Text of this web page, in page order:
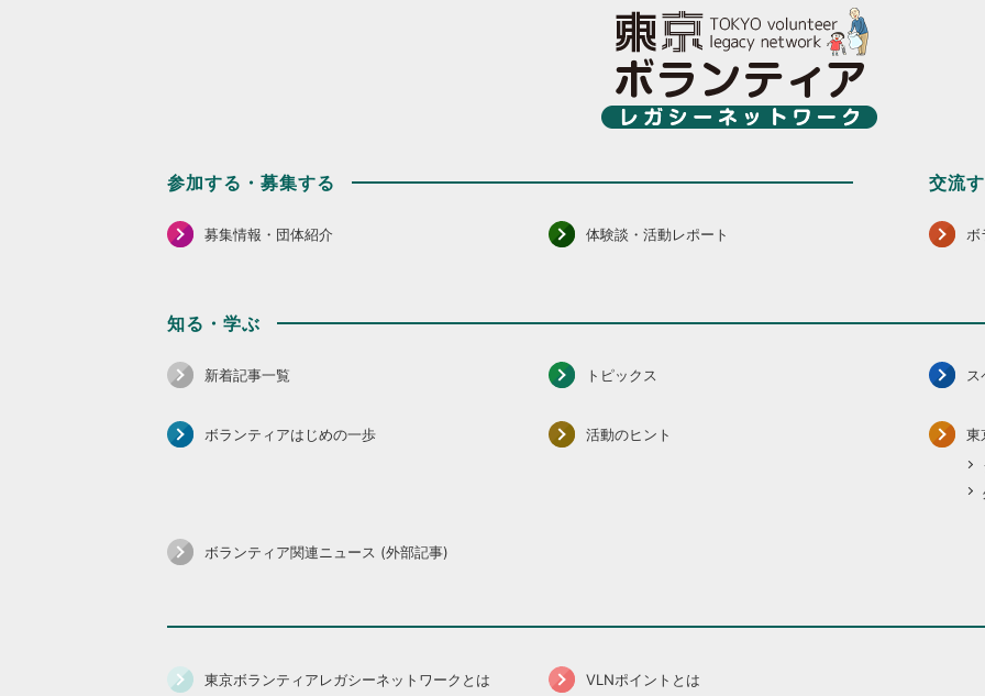
参加する・募集する
募集情報・団体紹介 体験談・活動レポート
交流
ボ
知る・学ぶ
新着記事一覧 トピックス
ボランティアはじめの一歩 活動のヒント
東
ボランティア関連ニュース (外部記事)
東京ボランティアレガシーネットワークとは VLNポイントとは